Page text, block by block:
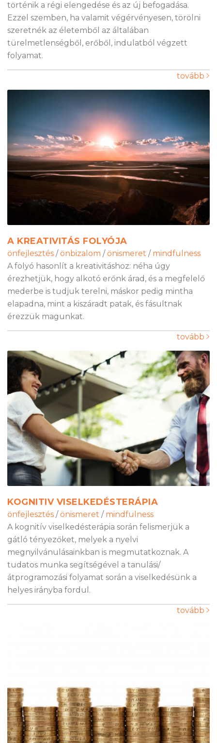
történik a régi elengedése és az új befogadása.
Ezzel szemben, ha valamit végérvényesen, törölni
szeretnék az életemből az általában
türelmetlenségből, erőből, indulatból végzett
folyamat.
tovább
A KREATIVITÁS FOLYÓJA
önfejlesztés / önbizalom / önismeret / mindfulness
A folyó hasonlít a kreativitáshoz: néha úgy
érezhetjük, hogy alkotó erőnk árad, és a megfelelő
mederbe is tudjuk terelni, máskor pedig mintha
elapadna, mint a kiszáradt patak, és fásultnak
érezzük magunkat.
tovább
KOGNITIV VISELKEDÉSTERÁPIA
önfejlesztés / önismeret / mindfulness
A kognitív viselkedésterápia során felismerjük a
gátló tényezőket, melyek a nyelvi
megnyilvánulásainkban is megmutatkoznak. A
tudatos munka segítségével a tanulási/
átprogramozási folyamat során a viselkedésünk a
helyes irányba fordul.
tovább